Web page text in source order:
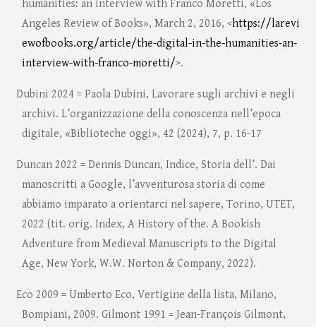
humanities: an interview with Franco Moretti, «Los
Angeles Review of Books», March 2, 2016, <https://larevi
ewofbooks.org/article/the-digital-in-the-humanities-an-
interview-with-franco-moretti/>.
Dubini 2024 = Paola Dubini, Lavorare sugli archivi e negli
archivi. L’organizzazione della conoscenza nell’epoca
digitale, «Biblioteche oggi», 42 (2024), 7, p. 16-17
Duncan 2022 = Dennis Duncan, Indice, Storia dell’. Dai
manoscritti a Google, l’avventurosa storia di come
abbiamo imparato a orientarci nel sapere, Torino, UTET,
2022 (tit. orig. Index, A History of the. A Bookish
Adventure from Medieval Manuscripts to the Digital
Age, New York, W.W. Norton & Company, 2022).
Eco 2009 = Umberto Eco, Vertigine della lista, Milano,
Bompiani, 2009. Gilmont 1991 = Jean-François Gilmont,